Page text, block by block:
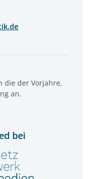
die der Vorjahre,
an.
bei